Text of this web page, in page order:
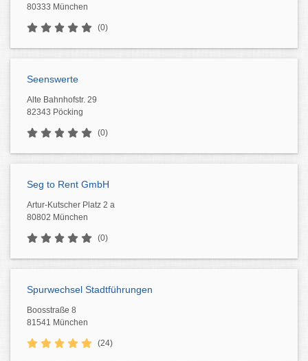
80333 München
(0)
Seenswerte
Alte Bahnhofstr. 29
82343 Pöcking
(0)
Seg to Rent GmbH
Artur-Kutscher Platz 2 a
80802 München
(0)
Spurwechsel Stadtführungen
Boosstraße 8
81541 München
(24)